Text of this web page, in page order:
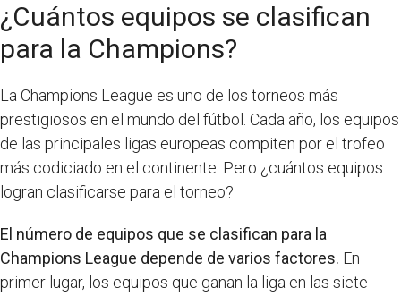
¿Cuántos equipos se clasifican
para la Champions?
La Champions League es uno de los torneos más
prestigiosos en el mundo del fútbol. Cada año, los equipos
de las principales ligas europeas compiten por el trofeo
más codiciado en el continente. Pero ¿cuántos equipos
logran clasificarse para el torneo?
El número de equipos que se clasifican para la
Champions League depende de varios factores. En
primer lugar, los equipos que ganan la liga en las siete